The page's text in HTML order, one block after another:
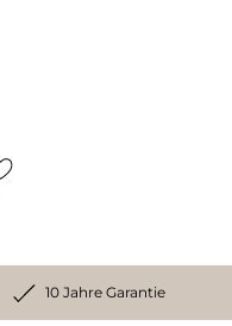
10 Jahre Garantie